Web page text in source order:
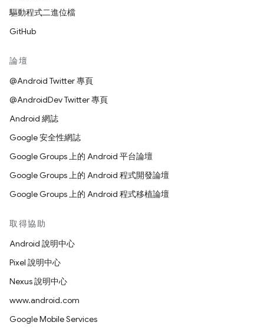
驅動程式二進位檔
GitHub
論壇
@Android Twitter 專頁
@AndroidDev Twitter 專頁
Android 網誌
Google 安全性網誌
Google Groups 上的 Android 平台論壇
Google Groups 上的 Android 程式開發論壇
Google Groups 上的 Android 程式移植論壇
取得協助
Android 說明中心
Pixel 說明中心
Nexus 說明中心
www.android.com
Google Mobile Services